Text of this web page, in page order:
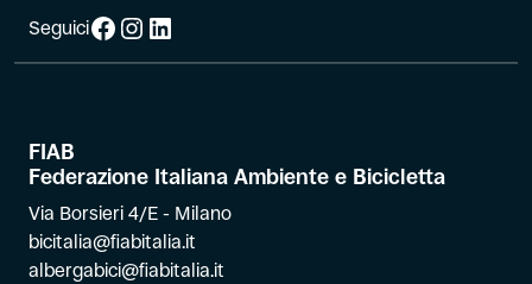
SeguiciFacebook
Instagram
LinkedIn
FIAB
Federazione Italiana Ambiente e Bicicletta
Via Borsieri 4/E - Milano
bicitalia@fiabitalia.it
albergabici@fiabitalia.it